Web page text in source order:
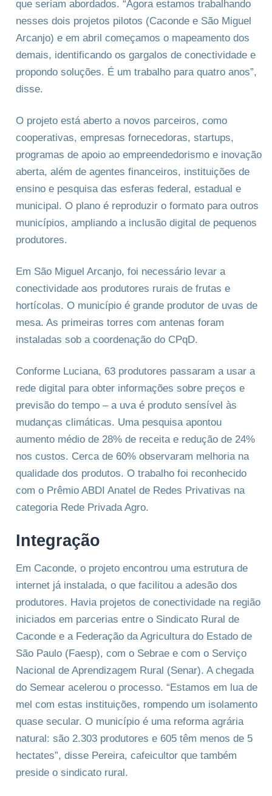
que seriam abordados. “Agora estamos trabalhando
nesses dois projetos pilotos (Caconde e São Miguel
Arcanjo) e em abril começamos o mapeamento dos
demais, identificando os gargalos de conectividade e
propondo soluções. É um trabalho para quatro anos”,
disse.
O projeto está aberto a novos parceiros, como
cooperativas, empresas fornecedoras, startups,
programas de apoio ao empreendedorismo e inovação
aberta, além de agentes financeiros, instituições de
ensino e pesquisa das esferas federal, estadual e
municipal. O plano é reproduzir o formato para outros
municípios, ampliando a inclusão digital de pequenos
produtores.
Em São Miguel Arcanjo, foi necessário levar a
conectividade aos produtores rurais de frutas e
hortícolas. O município é grande produtor de uvas de
mesa. As primeiras torres com antenas foram
instaladas sob a coordenação do CPqD.
Conforme Luciana, 63 produtores passaram a usar a
rede digital para obter informações sobre preços e
previsão do tempo – a uva é produto sensível às
mudanças climáticas. Uma pesquisa apontou
aumento médio de 28% de receita e redução de 24%
nos custos. Cerca de 60% observaram melhoria na
qualidade dos produtos. O trabalho foi reconhecido
com o Prêmio ABDI Anatel de Redes Privativas na
categoria Rede Privada Agro.
Integração
Em Caconde, o projeto encontrou uma estrutura de
internet já instalada, o que facilitou a adesão dos
produtores. Havia projetos de conectividade na região
iniciados em parcerias entre o Sindicato Rural de
Caconde e a Federação da Agricultura do Estado de
São Paulo (Faesp), com o Sebrae e com o Serviço
Nacional de Aprendizagem Rural (Senar). A chegada
do Semear acelerou o processo. “Estamos em lua de
mel com estas instituições, rompendo um isolamento
quase secular. O município é uma reforma agrária
natural: são 2.303 produtores e 605 têm menos de 5
hectates”, disse Pereira, cafeicultor que também
preside o sindicato rural.